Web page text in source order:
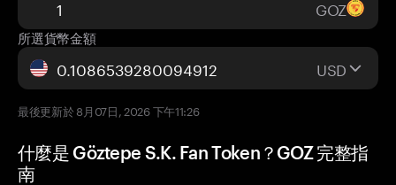
GOZ
所選貨幣金額
USD
最後更新於 8月07日, 2026 下午11:26
什麼是 Göztepe S.K. Fan Token？GOZ 完整指
南